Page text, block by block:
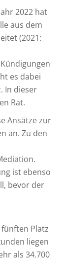
2022 hat
aus dem
(2021:
es dabei
In dieser
Rat.
Ansätze zur
an. Zu den
ist ebenso
bevor der
Platz
liegen
als 34.700